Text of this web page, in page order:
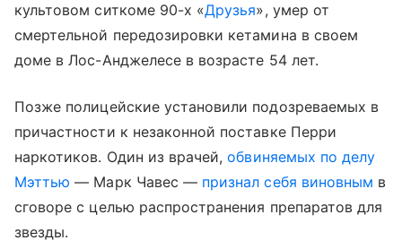
культовом ситкоме 90-х «Друзья», умер от
смертельной передозировки кетамина в своем
доме в Лос-Анджелесе в возрасте 54 лет.
Позже полицейские установили подозреваемых в
причастности к незаконной поставке Перри
наркотиков. Один из врачей,обвиняемых по делу
Мэттью — Марк Чавес — признал себя виновным в
сговоре с целью распространения препаратов для
звезды.